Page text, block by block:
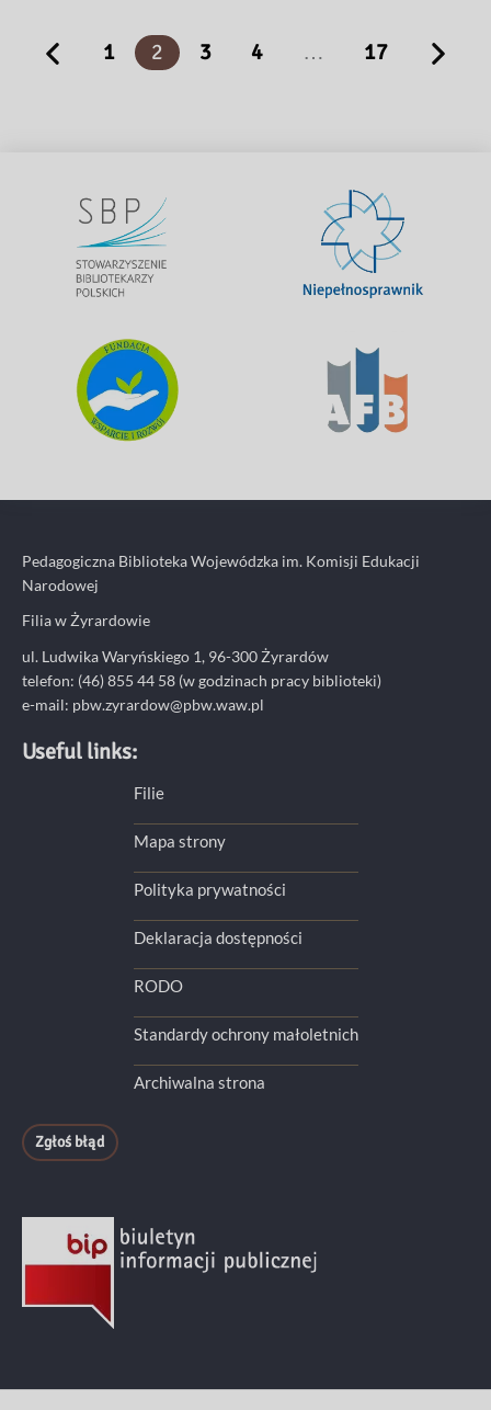
1 2 3 4 … 17
Pedagogiczna Biblioteka Wojewódzka im. Komisji Edukacji
Narodowej
Filia w Żyrardowie
ul. Ludwika Waryńskiego 1, 96-300 Żyrardów
telefon: (46) 855 44 58 (w godzinach pracy biblioteki)
e-mail: pbw.zyrardow@pbw.waw.pl
Useful links:
Filie
Mapa strony
Polityka prywatności
Deklaracja dostępności
RODO
Standardy ochrony małoletnich
Archiwalna strona
Zgłoś błąd